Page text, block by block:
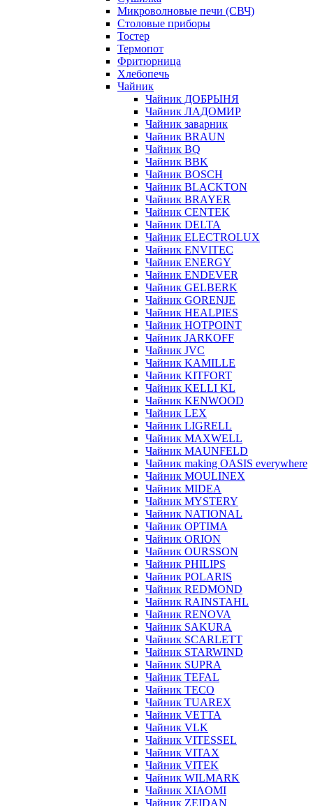
Микроволновые печи (СВЧ)
Столовые приборы
Тостер
Термопот
Фритюрница
Хлебопечь
Чайник
Чайник ДОБРЫНЯ
Чайник ЛАДОМИР
Чайник заварник
Чайник BRAUN
Чайник BQ
Чайник BBK
Чайник BOSCH
Чайник BLACKTON
Чайник BRAYER
Чайник CENTEK
Чайник DELTA
Чайник ELECTROLUX
Чайник ENVITEC
Чайник ENERGY
Чайник ENDEVER
Чайник GELBERK
Чайник GORENJE
Чайник HEALPIES
Чайник HOTPOINT
Чайник JARKOFF
Чайник JVC
Чайник KAMILLE
Чайник KITFORT
Чайник KELLI KL
Чайник KENWOOD
Чайник LEX
Чайник LIGRELL
Чайник MAXWELL
Чайник MAUNFELD
Чайник making OASIS everywhere
Чайник MOULINEX
Чайник MIDEA
Чайник MYSTERY
Чайник NATIONAL
Чайник OPTIMA
Чайник ORION
Чайник OURSSON
Чайник PHILIPS
Чайник POLARIS
Чайник REDMOND
Чайник RAINSTAHL
Чайник RENOVA
Чайник SAKURA
Чайник SCARLETT
Чайник STARWIND
Чайник SUPRA
Чайник TEFAL
Чайник TECO
Чайник TUAREX
Чайник VETTA
Чайник VLK
Чайник VITESSEL
Чайник VITAX
Чайник VITEK
Чайник WILMARK
Чайник XIAOMI
Чайник ZEIDAN